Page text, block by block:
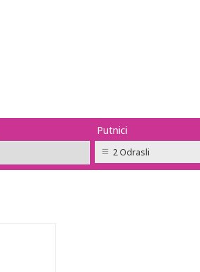
Putnici
2 Odrasli